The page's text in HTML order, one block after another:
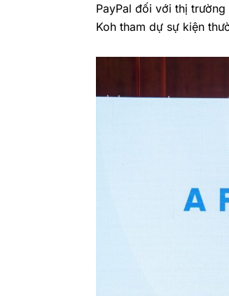
PayPal đối với thị
Koh tham dự sự kiện